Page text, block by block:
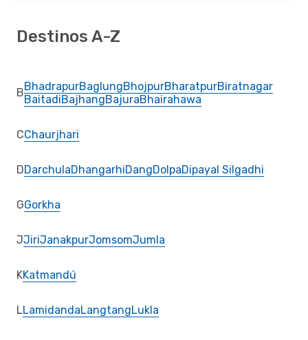
Destinos A-Z
BBhadrapurBaglungBhojpurBharatpurBiratnagar
BaitadiBajhangBajuraBhairahawa
CChaurjhari
DDarchulaDhangarhiDangDolpaDipayal Silgadhi
GGorkha
JJiriJanakpurJomsomJumla
KKatmandú
LLamidandaLangtangLukla